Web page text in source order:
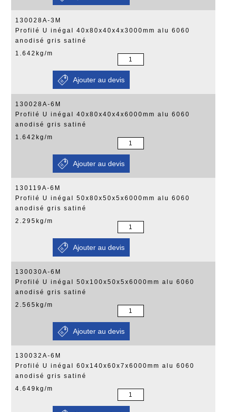
130028A-3M
Profilé U inégal 40x80x40x4x3000mm alu 6060
anodisé gris satiné
1.642kg/m
130028A-6M
Profilé U inégal 40x80x40x4x6000mm alu 6060
anodisé gris satiné
1.642kg/m
130119A-6M
Profilé U inégal 50x80x50x5x6000mm alu 6060
anodisé gris satiné
2.295kg/m
130030A-6M
Profilé U inégal 50x100x50x5x6000mm alu 6060
anodisé gris satiné
2.565kg/m
130032A-6M
Profilé U inégal 60x140x60x7x6000mm alu 6060
anodisé gris satiné
4.649kg/m